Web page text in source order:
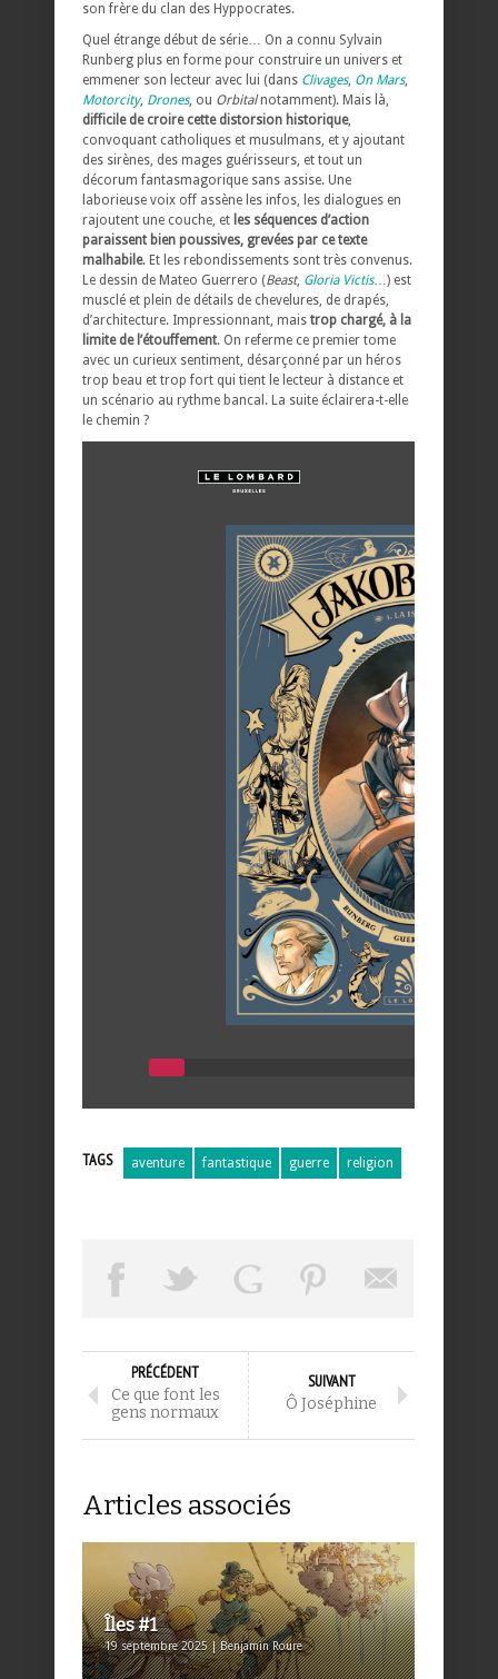
son frère du clan des Hyppocrates.
Quel étrange début de série… On a connu Sylvain
Runberg plus en forme pour construire un univers et
emmener son lecteur avec lui (dans Clivages, On Mars,
Motorcity, Drones, ou Orbitalnotamment). Mais là,
difficile de croire cette distorsion historique,
convoquant catholiques et musulmans, et y ajoutant
des sirènes, des mages guérisseurs, et tout un
décorum fantasmagorique sans assise. Une
laborieuse voix off assène les infos, les dialogues en
rajoutent une couche, et les séquences d’action
paraissent bien poussives, grevées par ce texte
malhabile. Et les rebondissements sont très convenus.
Le dessin de Mateo Guerrero (Beast, Gloria Victis…) est
musclé et plein de détails de chevelures, de drapés,
d’architecture. Impressionnant, mais trop chargé, à la
limite de l’étouffement. On referme ce premier tome
avec un curieux sentiment, désarçonné par un héros
trop beau et trop fort qui tient le lecteur à distance et
un scénario au rythme bancal. La suite éclairera-t-elle
le chemin ?
TAGS aventure fantastique guerre religion
PRÉCÉDENT
Ce que font les
gens normaux
SUIVANT
Ô Joséphine
Articles associés
Îles #1
19 septembre 2025 | Benjamin Roure